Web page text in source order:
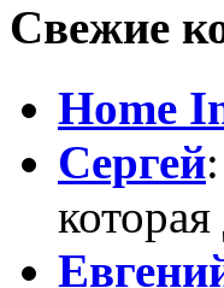
Свежие
Home
Сергей